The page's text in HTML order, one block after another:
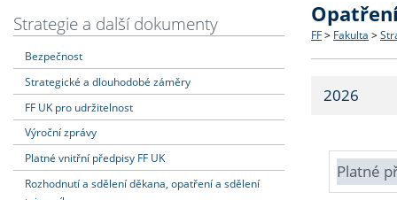
Dozvědět se více
Struktura
Strategie
Fakultní
Podat přihlášku
Co
Učitelské
Dozvědět se více
Dozvědět se více
O vědě a
Dozvědět se více
Aktuální
Strategie a další dokumenty
Bezpečnost
Strategické a dlouhodobé záměry
FF UK pro udržitelnost
Výroční zprávy
Platné vnitřní předpisy FF UK
Rozhodnutí a sdělení děkana, opatření a sdělení
FF > Fakulta >
2026
Platné